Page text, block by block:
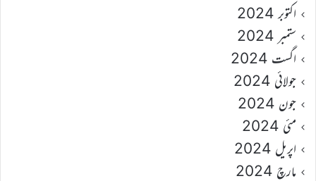
اکتوبر 2024
ستمبر 2024
اگست 2024
جولائی 2024
جون 2024
مئی 2024
اپریل 2024
مارچ 2024